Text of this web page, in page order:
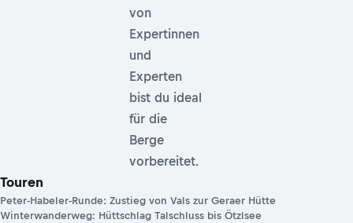
von
Expertinnen
und
Experten
bist du ideal
für die
Berge
vorbereitet.
Touren
Peter-Habeler-Runde: Zustieg von Vals zur Geraer Hütte
Winterwanderweg: Hüttschlag Talschluss bis Ötzlsee